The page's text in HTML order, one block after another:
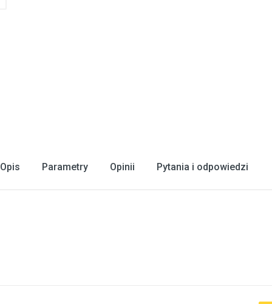
Opis Parametry Opinii Pytania i odpowiedzi